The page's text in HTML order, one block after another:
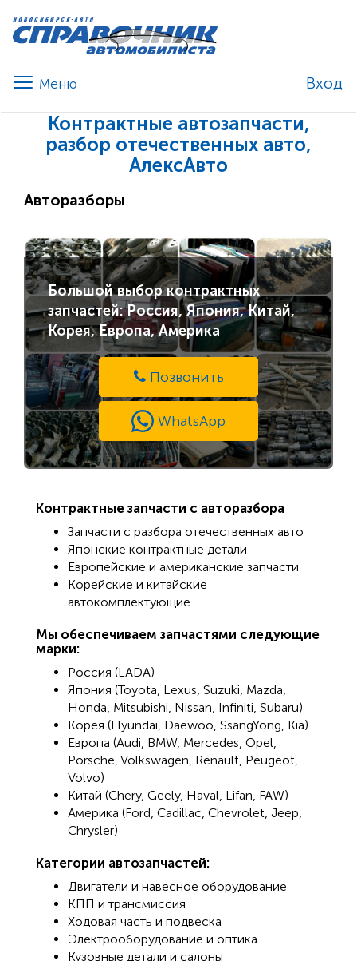
Вход
Контрактные автозапчасти,
разбор отечественных авто,
АлексАвто
Авторазборы
Большой выбор контрактных
запчастей: Россия, Япония, Китай,
Корея, Европа, Америка
Позвонить
WhatsApp
Контрактные запчасти с авторазбора
Запчасти с разбора отечественных авто
Японские контрактные детали
Европейские и американские запчасти
Корейские и китайские
автокомплектующие
Мы обеспечиваем запчастями следующие
марки:
Россия (LADA)
Япония (Toyota, Lexus, Suzuki, Mazda,
Honda, Mitsubishi, Nissan, Infiniti, Subaru)
Корея (Hyundai, Daewoo, SsangYong, Kia)
Европа (Audi, BMW, Mercedes, Opel,
Porsche, Volkswagen, Renault, Peugeot,
Volvo)
Китай (Chery, Geely, Haval, Lifan, FAW)
Америка (Ford, Cadillac, Chevrolet, Jeep,
Chrysler)
Категории автозапчастей:
Двигатели и навесное оборудование
КПП и трансмиссия
Ходовая часть и подвеска
Электрооборудование и оптика
Кузовные детали и салоны